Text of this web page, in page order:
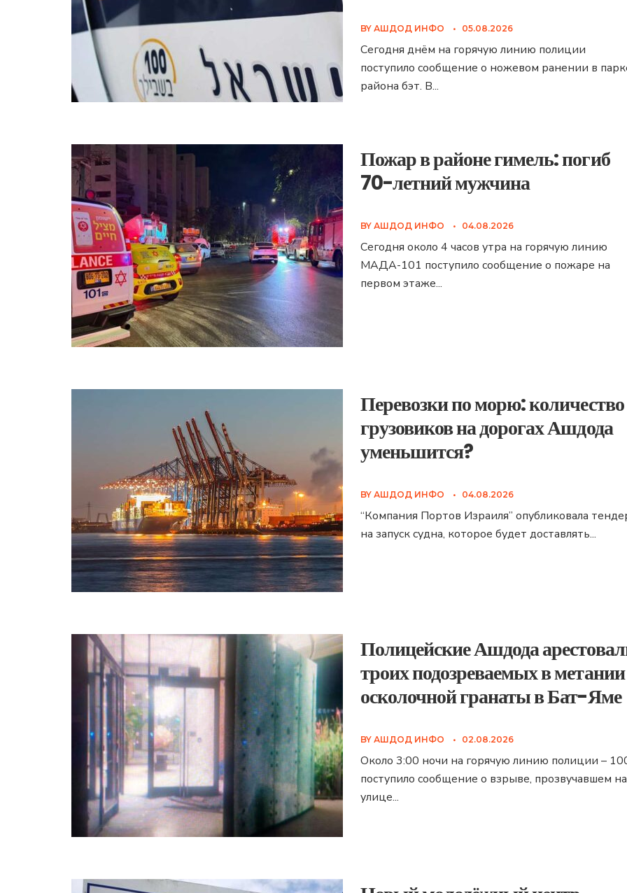
BY АШДОД ИНФО • 05.08.2026
Сегодня днём на горячую линию полиции
поступило сообщение о ножевом ранении в
района бэт. В...
Пожар в районе гимель: погиб
70-летний мужчина
BY АШДОД ИНФО • 04.08.2026
Сегодня около 4 часов утра на горячую линию
МАДА-101 поступило сообщение о пожаре на
первом этаже...
Перевозки по морю: количество
грузовиков на дорогах Ашдода
уменьшится?
BY АШДОД ИНФО • 04.08.2026
“Компания Портов Израиля” опубликовала
на запуск судна, которое будет доставлять...
Полицейские Ашдода
троих подозреваемых в метании
осколочной гранаты в Бат-Яме
BY АШДОД ИНФО • 02.08.2026
Около 3:00 ночи на горячую линию полиции –
поступило сообщение о взрыве, прозвучавшем на
улице...